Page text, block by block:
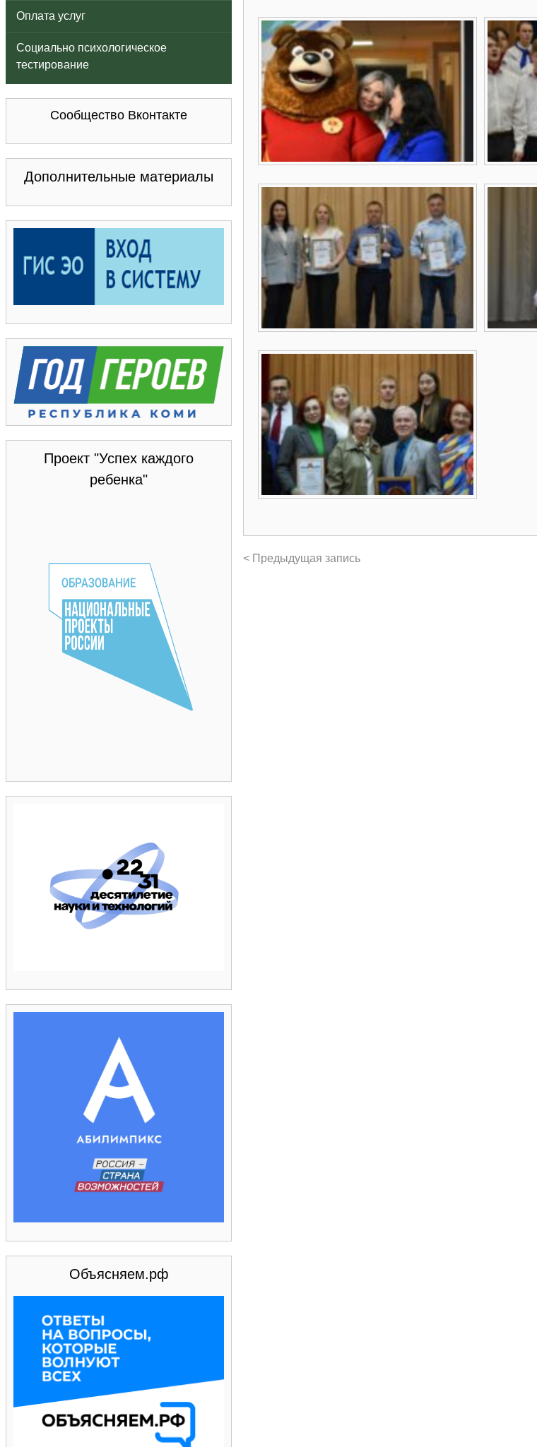
Оплата услуг
Социально психологическое
тестирование
Сообщество Вконтакте
Дополнительные материалы
Проект "Успех каждого
ребенка"
Объясняем.рф
< Предыдущая запись